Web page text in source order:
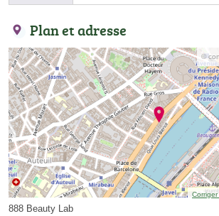
Plan et adresse
©
888 Beauty Lab